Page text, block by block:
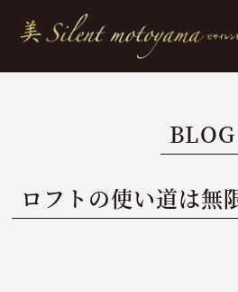
BLOG
ロフトの使い道は無